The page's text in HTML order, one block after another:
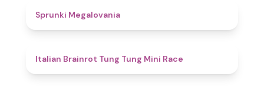
Sprunki Megalovania
Italian Brainrot Tung Tung Mini Race